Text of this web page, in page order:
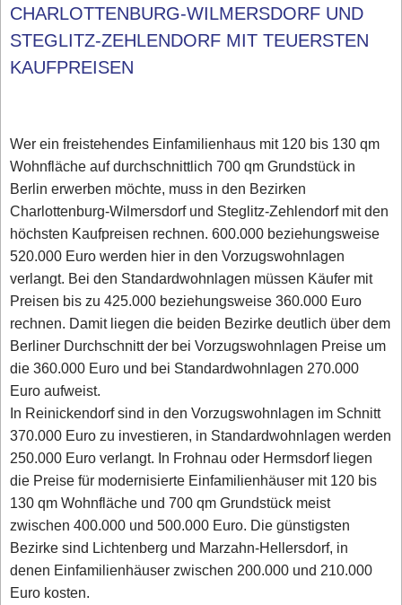
CHARLOTTENBURG-WILMERSDORF UND
STEGLITZ-ZEHLENDORF MIT TEUERSTEN
KAUFPREISEN
Wer ein freistehendes Einfamilienhaus mit 120 bis 130 qm
Wohnfläche auf durchschnittlich 700 qm Grundstück in
Berlin erwerben möchte, muss in den Bezirken
Charlottenburg-Wilmersdorf und Steglitz-Zehlendorf mit den
höchsten Kaufpreisen rechnen. 600.000 beziehungsweise
520.000 Euro werden hier in den Vorzugswohnlagen
verlangt. Bei den Standardwohnlagen müssen Käufer mit
Preisen bis zu 425.000 beziehungsweise 360.000 Euro
rechnen. Damit liegen die beiden Bezirke deutlich über dem
Berliner Durchschnitt der bei Vorzugswohnlagen Preise um
die 360.000 Euro und bei Standardwohnlagen 270.000
Euro aufweist.
In Reinickendorf sind in den Vorzugswohnlagen im Schnitt
370.000 Euro zu investieren, in Standardwohnlagen werden
250.000 Euro verlangt. In Frohnau oder Hermsdorf liegen
die Preise für modernisierte Einfamilienhäuser mit 120 bis
130 qm Wohnfläche und 700 qm Grundstück meist
zwischen 400.000 und 500.000 Euro. Die günstigsten
Bezirke sind Lichtenberg und Marzahn-Hellersdorf, in
denen Einfamilienhäuser zwischen 200.000 und 210.000
Euro kosten.